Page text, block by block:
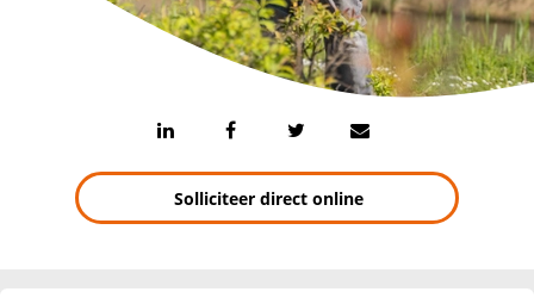
Solliciteer direct online